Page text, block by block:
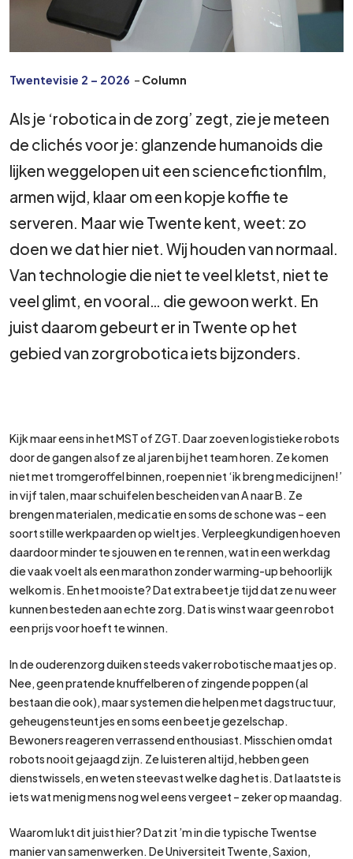
Twentevisie 2 – 2026 – Column
Als je ‘robotica in de zorg’ zegt, zie je meteen
de clichés voor je: glanzende humanoids die
lijken weggelopen uit een sciencefictionfilm,
armen wijd, klaar om een kopje koffie te
serveren. Maar wie Twente kent, weet: zo
doen we dat hier niet. Wij houden van normaal.
Van technologie die niet te veel kletst, niet te
veel glimt, en vooral… die gewoon werkt. En
juist daarom gebeurt er in Twente op het
gebied van zorgrobotica iets bijzonders.
Kijk maar eens in het MST of ZGT. Daar zoeven logistieke robots
door de gangen alsof ze al jaren bij het team horen. Ze komen
niet met tromgeroffel binnen, roepen niet ‘ik breng medicijnen!’
in vijf talen, maar schuifelen bescheiden van A naar B. Ze
brengen materialen, medicatie en soms de schone was – een
soort stille werkpaarden op wieltjes. Verpleegkundigen hoeven
daardoor minder te sjouwen en te rennen, wat in een werkdag
die vaak voelt als een marathon zonder warming-up behoorlijk
welkom is. En het mooiste? Dat extra beetje tijd dat ze nu weer
kunnen besteden aan echte zorg. Dat is winst waar geen robot
een prijs voor hoeft te winnen.
In de ouderenzorg duiken steeds vaker robotische maatjes op.
Nee, geen pratende knuffelberen of zingende poppen (al
bestaan die ook), maar systemen die helpen met dagstructuur,
geheugensteuntjes en soms een beetje gezelschap.
Bewoners reageren verrassend enthousiast. Misschien omdat
robots nooit gejaagd zijn. Ze luisteren altijd, hebben geen
dienstwissels, en weten steevast welke dag het is. Dat laatste is
iets wat menig mens nog wel eens vergeet – zeker op maandag.
Waarom lukt dit juist hier? Dat zit ’m in die typische Twentse
manier van samenwerken. De Universiteit Twente, Saxion,